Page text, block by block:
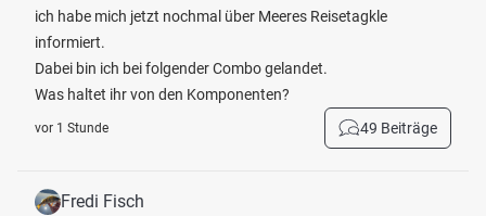
ich habe mich jetzt nochmal über Meeres Reisetagkle
informiert.
Dabei bin ich bei folgender Combo gelandet.
Was haltet ihr von den Komponenten?
vor 1 Stunde 49 Beiträge
Fredi Fisch